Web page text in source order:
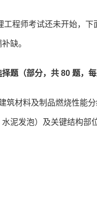
工程师考试还未开始，
缺。
题（部分，共 80 题，每
筑材料及制品燃烧性能
水泥发泡）及关键结构部